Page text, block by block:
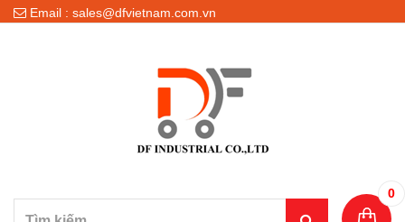
Email : sales@dfvietnam.com.vn
0